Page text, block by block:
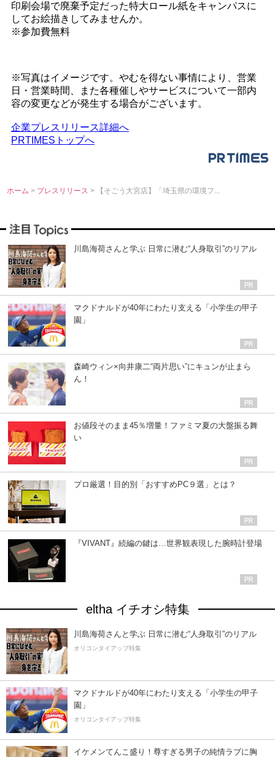
印刷会場で廃棄予定だった特大ロール紙をキャンパスに
してお絵描きしてみませんか。
※参加費無料
※写真はイメージです。やむを得ない事情により、営業
日・営業時間、また各種催しやサービスについて一部内
容の変更などが発生する場合がございます。
企業プレスリリース詳細へ
PRTIMESトップへ
ホーム > プレスリリース> 【そごう大宮店】「埼玉県の環境フ...
川島海荷さんと学ぶ 日常に潜む“人身取引”のリアル
マクドナルドが40年にわたり支える「小学生の甲子
園」
森崎ウィン×向井康二“両片思い”にキュンが止まら
ん！
お値段そのまま45％増量！ファミマ夏の大盤振る舞
い
プロ厳選！目的別「おすすめPC９選」とは？
『VIVANT』続編の鍵は…世界観表現した腕時計登場
eltha イチオシ特集
川島海荷さんと学ぶ 日常に潜む“人身取引”のリアル
オリコンタイアップ特集
マクドナルドが40年にわたり支える「小学生の甲子
園」
オリコンタイアップ特集
イケメンてんこ盛り！尊すぎる男子の純情ラブに胸